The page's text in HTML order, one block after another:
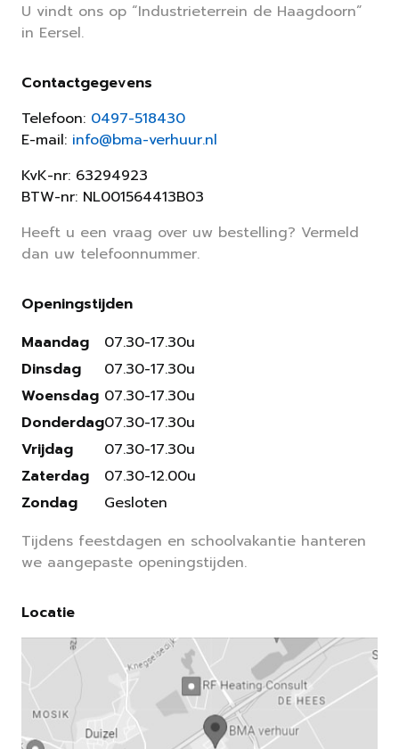
U vindt ons op “Industrieterrein de Haagdoorn”
in Eersel.
Contactgegevens
Telefoon: 0497-518430
E-mail: info@bma-verhuur.nl
KvK-nr: 63294923
BTW-nr: NL001564413B03
Heeft u een vraag over uw bestelling? Vermeld
dan uw telefoonnummer.
Openingstijden
Maandag
Dinsdag
Woensdag
Donderdag
Vrijdag
Zaterdag
Zondag
07.30-17.30u
07.30-17.30u
07.30-17.30u
07.30-17.30u
07.30-17.30u
07.30-12.00u
Gesloten
Tijdens feestdagen en schoolvakantie hanteren
we aangepaste openingstijden.
Locatie